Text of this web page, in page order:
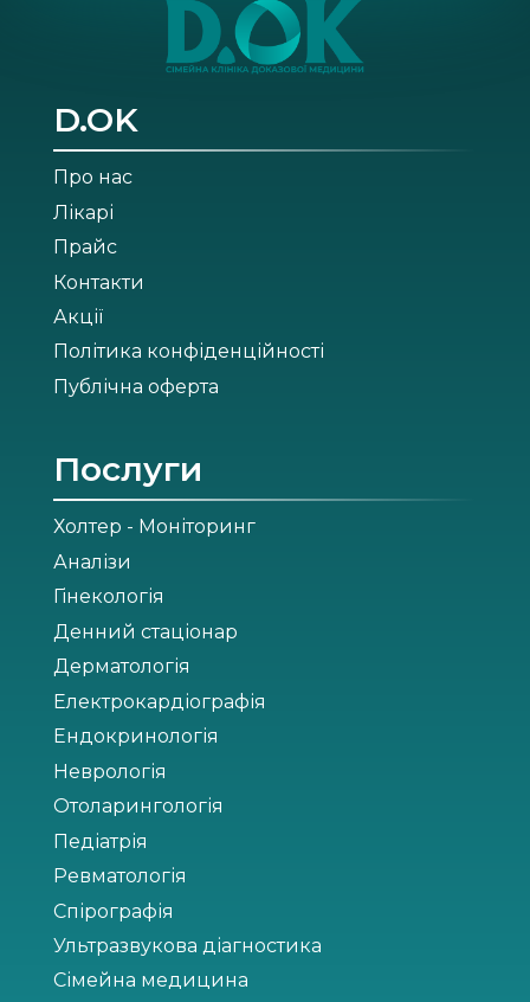
Послуги
Холтер - Моніторинг
Аналізи
Гінекологія
Денний стаціонар
Дерматологія
Електрокардіографія
Ендокринологія
Неврологія
Отоларингологія
Педіатрія
Ревматологія
Спірографія
Ультразвукова діагностика
Сімейна медицина
D.OK
Про нас
Лікарі
Прайс
Контакти
Акції
Політика конфіденційності
Публічна оферта